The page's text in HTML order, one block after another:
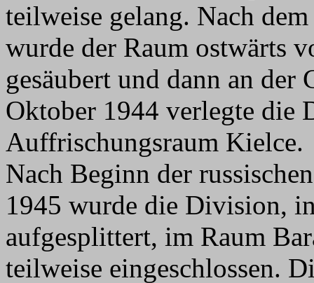
teilweise gelang. Nach
wurde der Raum ostwärts
gesäubert und dann an der
Oktober 1944 verlegte die
Auffrischungsraum Kielce.
Nach Beginn der
1945 wurde die Division,
aufgesplittert, im Raum
teilweise eingeschlossen.